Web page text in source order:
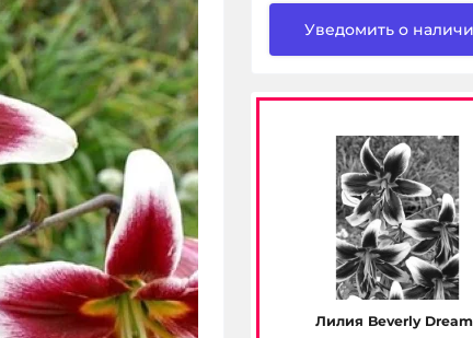
Уведомить о
Лилия Beverly